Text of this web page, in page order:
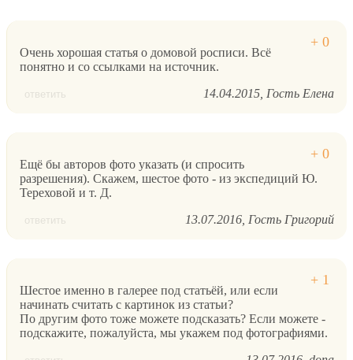
Очень хорошая статья о домовой росписи. Всё
понятно и со ссылками на источник.
ответить 14.04.2015 Гость Елена
Ещё бы авторов фото указать (и спросить
разрешения). Скажем, шестое фото - из экспедиций Ю.
Тереховой и т. Д.
ответить 13.07.2016 Гость Григорий
Шестое именно в галерее под статьёй, или если
начинать считать с картинок из статьи?
По другим фото тоже можете подсказать? Если можете -
подскажите, пожалуйста, мы укажем под фотографиями.